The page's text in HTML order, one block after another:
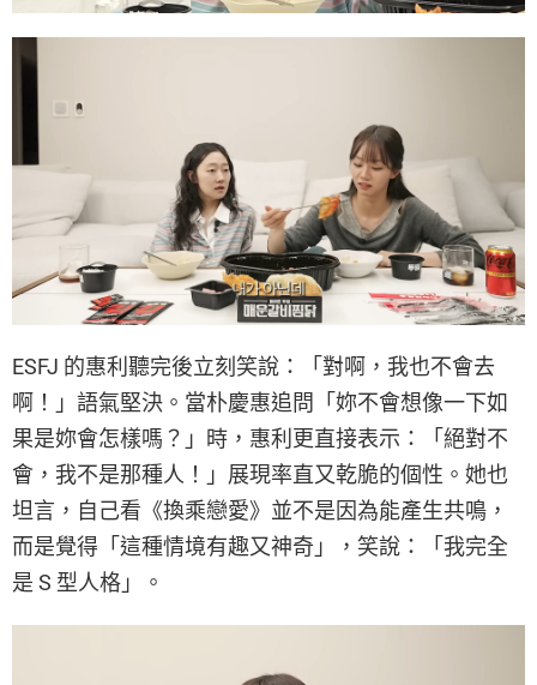
ESFJ 的惠利聽完後立刻笑說：「對啊，我也不會去
啊！」語氣堅決。當朴慶惠追問「妳不會想像一下如
果是妳會怎樣嗎？」時，惠利更直接表示：「絕對不
會，我不是那種人！」展現率直又乾脆的個性。她也
坦言，自己看《換乘戀愛》並不是因為能產生共鳴，
而是覺得「這種情境有趣又神奇」，笑說：「我完全
是 S 型人格」。